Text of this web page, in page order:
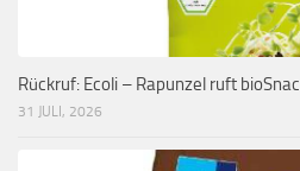
Rückruf: Ecoli – Rapunzel ruft
31 JULI, 2026